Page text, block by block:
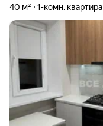
40 м² 1-комн. квартира